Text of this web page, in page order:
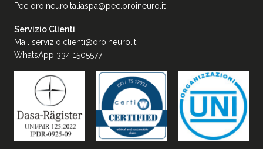
Pec oroineuroitaliaspa@pec.oroineuro.it
Servizio Clienti
Mail servizio.clienti@oroineuro.it
WhatsApp 334 1505577